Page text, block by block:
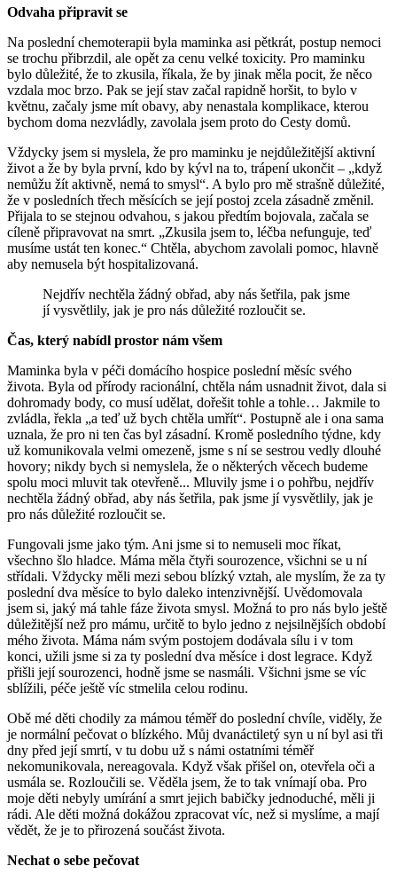
Odvaha připravit se
Na poslední chemoterapii byla maminka asi pětkrát, postup nemoci
se trochu přibrzdil, ale opět za cenu velké toxicity. Pro maminku
bylo důležité, že to zkusila, říkala, že by jinak měla pocit, že něco
vzdala moc brzo. Pak se její stav začal rapidně horšit, to bylo v
květnu, začaly jsme mít obavy, aby nenastala komplikace, kterou
bychom doma nezvládly, zavolala jsem proto do Cesty domů.
Vždycky jsem si myslela, že pro maminku je nejdůležitější aktivní
život a že by byla první, kdo by kývl na to, trápení ukončit – „když
nemůžu žít aktivně, nemá to smysl“. A bylo pro mě strašně důležité,
že v posledních třech měsících se její postoj zcela zásadně změnil.
Přijala to se stejnou odvahou, s jakou předtím bojovala, začala se
cíleně připravovat na smrt. „Zkusila jsem to, léčba nefunguje, teď
musíme ustát ten konec.“ Chtěla, abychom zavolali pomoc, hlavně
aby nemusela být hospitalizovaná.
Nejdřív nechtěla žádný obřad, aby nás šetřila, pak jsme
jí vysvětlily, jak je pro nás důležité rozloučit se.
Čas, který nabídl prostor nám všem
Maminka byla v péči domácího hospice poslední měsíc svého
života. Byla od přírody racionální, chtěla nám usnadnit život, dala si
dohromady body, co musí udělat, dořešit tohle a tohle… Jakmile to
zvládla, řekla „a teď už bych chtěla umřít“. Postupně ale i ona sama
uznala, že pro ni ten čas byl zásadní. Kromě posledního týdne, kdy
už komunikovala velmi omezeně, jsme s ní se sestrou vedly dlouhé
hovory; nikdy bych si nemyslela, že o některých věcech budeme
spolu moci mluvit tak otevřeně... Mluvily jsme i o pohřbu, nejdřív
nechtěla žádný obřad, aby nás šetřila, pak jsme jí vysvětlily, jak je
pro nás důležité rozloučit se.
Fungovali jsme jako tým. Ani jsme si to nemuseli moc říkat,
všechno šlo hladce. Máma měla čtyři sourozence, všichni se u ní
střídali. Vždycky měli mezi sebou blízký vztah, ale myslím, že za ty
poslední dva měsíce to bylo daleko intenzivnější. Uvědomovala
jsem si, jaký má tahle fáze života smysl. Možná to pro nás bylo ještě
důležitější než pro mámu, určitě to bylo jedno z nejsilnějších období
mého života. Máma nám svým postojem dodávala sílu i v tom
konci, užili jsme si za ty poslední dva měsíce i dost legrace. Když
přišli její sourozenci, hodně jsme se nasmáli. Všichni jsme se víc
sblížili, péče ještě víc stmelila celou rodinu.
Obě mé děti chodily za mámou téměř do poslední chvíle, viděly, že
je normální pečovat o blízkého. Můj dvanáctiletý syn u ní byl asi tři
dny před její smrtí, v tu dobu už s námi ostatními téměř
nekomunikovala, nereagovala. Když však přišel on, otevřela oči a
usmála se. Rozloučili se. Věděla jsem, že to tak vnímají oba. Pro
moje děti nebyly umírání a smrt jejich babičky jednoduché, měli ji
rádi. Ale děti možná dokážou zpracovat víc, než si myslíme, a mají
vědět, že je to přirozená součást života.
Nechat o sebe pečovat